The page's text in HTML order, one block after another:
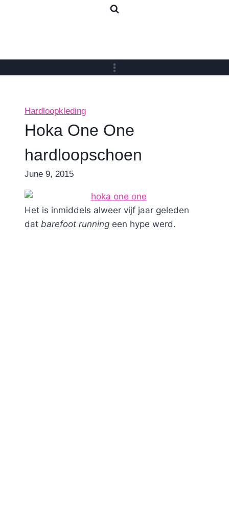
Hardloopkleding
Hoka One One
hardloopschoen
ByNicole
June 9, 2015
Het is inmiddels alweer vijf jaar geleden
dat barefoot running een hype werd.